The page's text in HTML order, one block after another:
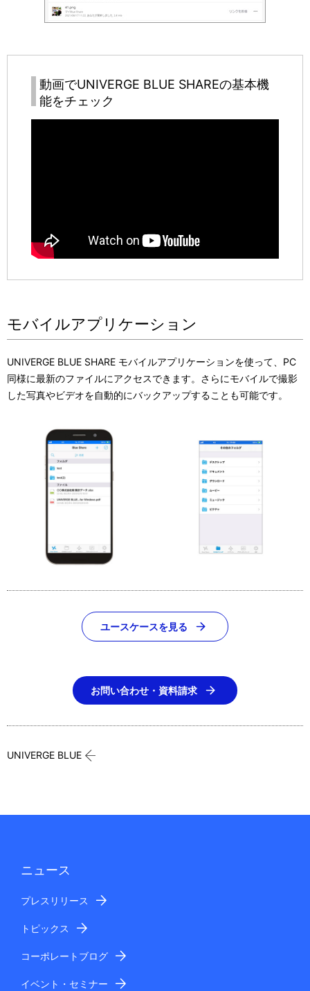
動画でUNIVERGE BLUE SHAREの基本機
能をチェック
モバイルアプリケーション
UNIVERGE BLUE SHARE モバイルアプリケーションを使って、PC
同様に最新のファイルにアクセスできます。さらにモバイルで撮影
した写真やビデオを自動的にバックアップすることも可能です。
ユースケースを見る
お問い合わせ・資料請求
UNIVERGE BLUE
ニュース
プレスリリース
トピックス
コーポレートブログ
イベント・セミナー